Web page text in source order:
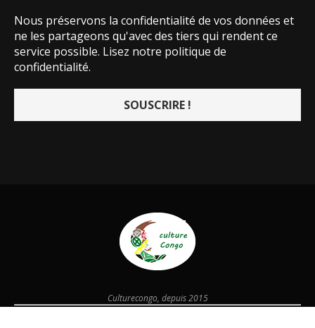
Nous préservons la confidentialité de vos données et
ne les partageons qu'avec des tiers qui rendent ce
service possible. Lisez notre politique de
confidentialité.
Culturecongo, depuis 2015